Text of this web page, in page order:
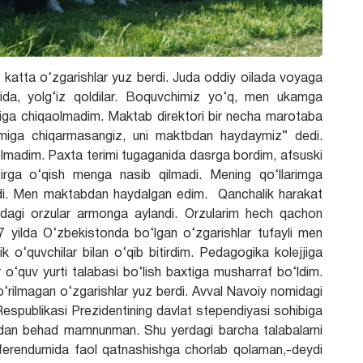
o‘zgarishlar yuz berdi. Juda oddiy oilada voyaga
yolg‘iz qoldilar. Boquvchimiz yo‘q, men ukamga
chiqaolmadim. Maktab direktori bir necha marotaba
chiqarmasangiz, uni maktbdan haydaymiz” dedi.
Paxta terimi tugaganida dasrga bordim, afsuski
o‘qish menga nasib qilmadi. Mening qo‘llarimga
Men maktabdan haydalgan edim. Qanchalik harakat
orzular armonga aylandi. Orzularim hech qachon
O‘zbekistonda bo‘lgan o‘zgarishlar tufayli men
o‘quvchilar bilan o‘qib bitirdim. Pedagogika kolejjiga
yurti talabasi bo‘lish baxtiga musharraf bo‘ldim.
o‘zgarishlar yuz berdi. Avval Navoiy nomidagi
Prezidentining davlat stependiyasi sohibiga
behad mamnunman. Shu yerdagi barcha talabalarni
faol qatnashishga chorlab qolaman,-deydi